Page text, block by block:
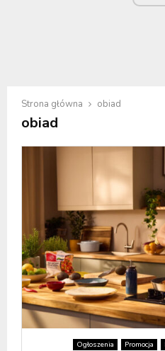
Strona główna obiad
obiad
Ogłoszenia Promocja